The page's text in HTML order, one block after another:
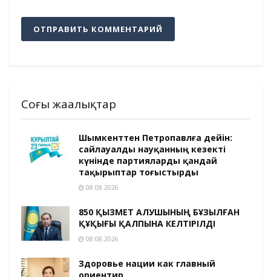
Соңғы жаңалықтар
Шымкенттен Петропавлға дейін:
сайлауалды науқанның кезекті
күнінде партияларды қандай
тақырыптар тоғыстырды
08.08.2026
850 ҚЫЗМЕТ АЛУШЫНЫҢ БҰЗЫЛҒАН
ҚҰҚЫҒЫ ҚАЛПЫНА КЕЛТІРІЛДІ
08.08.2026
Здоровье нации как главный
ориентир